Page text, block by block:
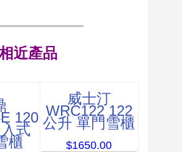
近產品
120
式
櫃
威士汀
WRC122 122
公升 單門雪櫃
$1650.00